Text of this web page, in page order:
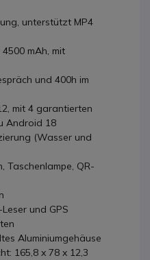
unterstützt MP4
mAh, mit
und 400h im
mit 4 garantierten
Android 18
(Wasser und
Taschenlampe, QR-
und GPS
Aluminiumgehäuse
165,8 x 78 x 12,3